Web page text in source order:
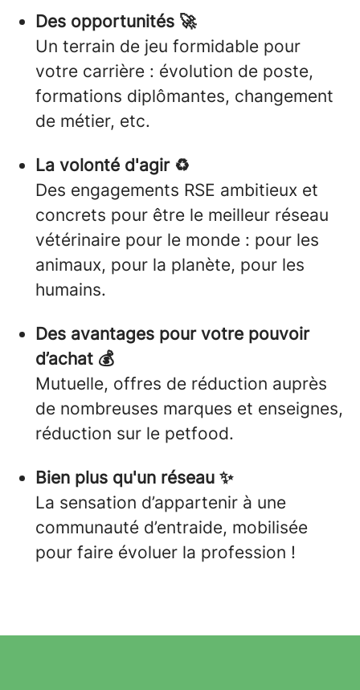
Des opportunités 🚀
Un terrain de jeu formidable pour
votre carrière : évolution de poste,
formations diplômantes, changement
de métier, etc.
La volonté d'agir ♻️
Des engagements RSE ambitieux et
concrets pour être le meilleur réseau
vétérinaire pour le monde : pour les
animaux, pour la planète, pour les
humains.
Des avantages pour votre pouvoir
d’achat 💰
Mutuelle, offres de réduction auprès
de nombreuses marques et enseignes,
réduction sur le petfood.
Bien plus qu'un réseau ✨
La sensation d’appartenir à une
communauté d’entraide, mobilisée
pour faire évoluer la profession !